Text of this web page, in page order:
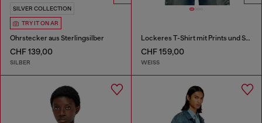
SILVER COLLECTION
TRY IT ON AR
Ohrstecker aus Sterlingsilber
CHF 139,00
SILBER
Lockeres T-Shirt mit Prints und Stickereien
CHF 159,00
WEISS